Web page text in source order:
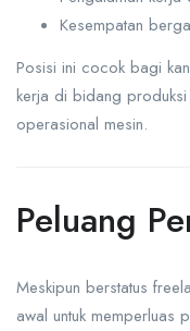
Kesempatan
Posisi ini cocok bagi
kerja di bidang produksi
operasional mesin.
Peluang
Meskipun berstatus
awal untuk memperluas